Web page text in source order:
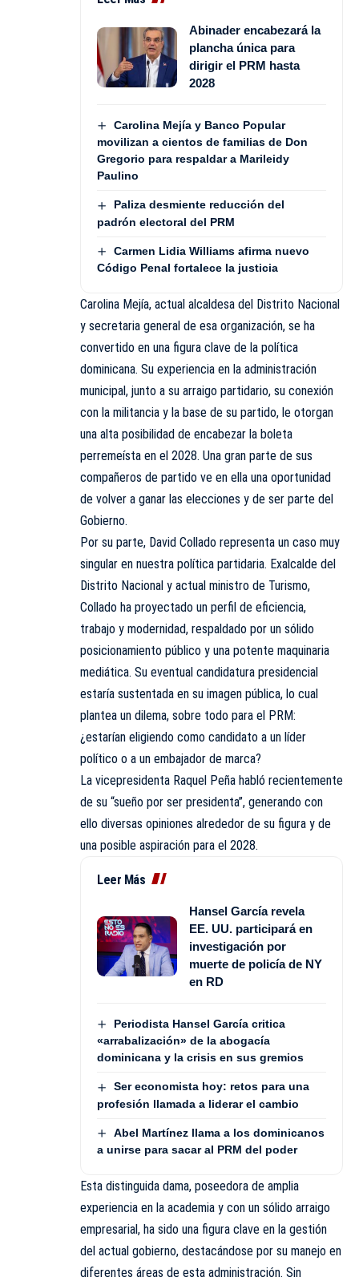
Abinader encabezará la
plancha única para
dirigir el PRM hasta
2028
Carolina Mejía y Banco Popular
movilizan a cientos de familias de Don
Gregorio para respaldar a Marileidy
Paulino
Paliza desmiente reducción del
padrón electoral del PRM
Carmen Lidia Williams afirma nuevo
Código Penal fortalece la justicia
Carolina Mejía, actual alcaldesa del Distrito Nacional
y secretaria general de esa organización, se ha
convertido en una figura clave de la política
dominicana. Su experiencia en la administración
municipal, junto a su arraigo partidario, su conexión
con la militancia y la base de su partido, le otorgan
una alta posibilidad de encabezar la boleta
perremeísta en el 2028. Una gran parte de sus
compañeros de partido ve en ella una oportunidad
de volver a ganar las elecciones y de ser parte del
Gobierno.
Por su parte, David Collado representa un caso muy
singular en nuestra política partidaria. Exalcalde del
Distrito Nacional y actual ministro de Turismo,
Collado ha proyectado un perfil de eficiencia,
trabajo y modernidad, respaldado por un sólido
posicionamiento público y una potente maquinaria
mediática. Su eventual candidatura presidencial
estaría sustentada en su imagen pública, lo cual
plantea un dilema, sobre todo para el PRM:
¿estarían eligiendo como candidato a un líder
político o a un embajador de marca?
La vicepresidenta Raquel Peña habló recientemente
de su “sueño por ser presidenta”, generando con
ello diversas opiniones alrededor de su figura y de
una posible aspiración para el 2028.
Leer Más
Hansel García revela
EE. UU. participará en
investigación por
muerte de policía de NY
en RD
Periodista Hansel García critica
«arrabalización» de la abogacía
dominicana y la crisis en sus gremios
Ser economista hoy: retos para una
profesión llamada a liderar el cambio
Abel Martínez llama a los dominicanos
a unirse para sacar al PRM del poder
Esta distinguida dama, poseedora de amplia
experiencia en la academia y con un sólido arraigo
empresarial, ha sido una figura clave en la gestión
del actual gobierno, destacándose por su manejo en
diferentes áreas de esta administración. Sin